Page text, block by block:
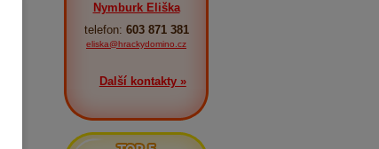
Nymburk Eliška
telefon: 603 871 381
eliska@hrackydomino.cz
Další kontakty »
TOP 5